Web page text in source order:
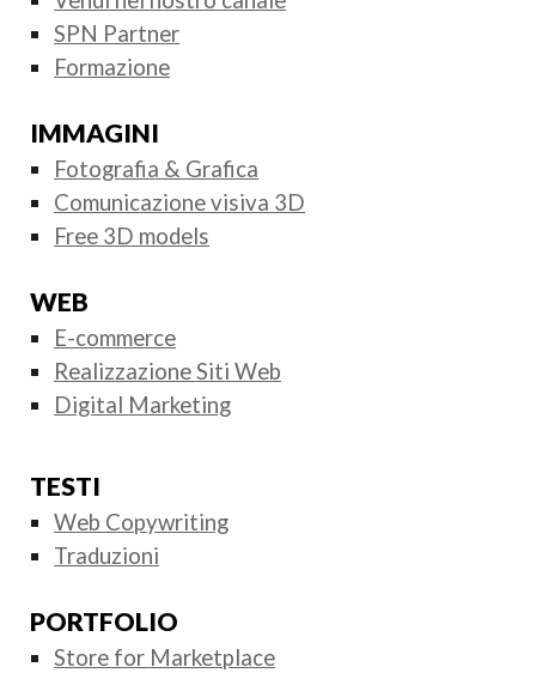
SPN Partner
Formazione
IMMAGINI
Fotografia & Grafica
Comunicazione visiva 3D
Free 3D models
WEB
E-commerce
Realizzazione Siti Web
Digital Marketing
TESTI
Web Copywriting
Traduzioni
PORTFOLIO
Store for Marketplace